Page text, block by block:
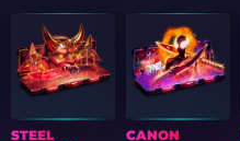
STEEL
CANON